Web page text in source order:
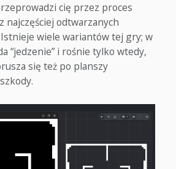
cię przez proces
najczęściej odtwarzanych
wiele wariantów tej gry; w
“jedzenie” i rośnie tylko wtedy,
się też po planszy